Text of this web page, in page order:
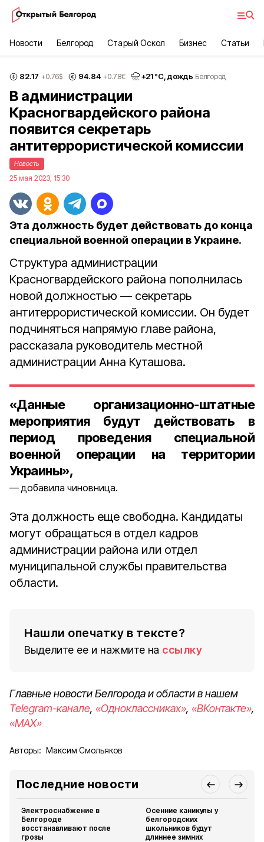
Новости Белгород Старый Оскол Бизнес Статьи
82.17 +0.76$ 94.84 +0.78€ +21°С, дождь Белгород
В администрации
Красногвардейского района
появится секретарь
антитеррористической комиссии
Новость
25 мая 2023, 15:30
Эта должность будет действовать до конца
специальной военной операции в Украине.
Структура администрации
Красногвардейского района пополнилась
новой должностью — секретарь
антитеррористической комиссии. Он будет
подчиняться напрямую главе района,
рассказала руководитель местной
администрации Анна Куташова.
«Данные организационно-штатные
мероприятия будут действовать в
период проведения специальной
военной операции на территории
Украины»,
добавила чиновница.
Эта должность еще свободна. Кандидаты
могут обращаться в отдел кадров
администрации района или отдел
муниципальной службы правительства
области.
Нашли опечатку в тексте?
Выделите ее и нажмите на ссылку
Главные новости Белгорода и области в нашем
Telegram-канале, «Одноклассниках», «ВКонтакте»,
«MAX»
Авторы: Максим Смольяков
Последние новости
Электроснабжение в
Белгороде
восстанавливают после
грозы
Осенние каникулы у
белгородских
школьников будут
длиннее зимних